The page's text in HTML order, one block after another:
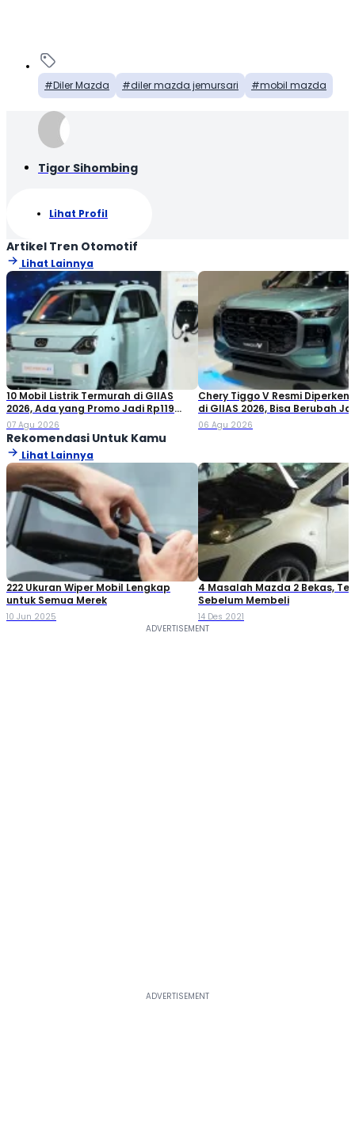
Diler Mazda diler mazda jemursari mobil mazda
Tigor Sihombing
Lihat Profil
Artikel Tren Otomotif
Lihat Lainnya
10 Mobil Listrik Termurah di GIIAS
2026, Ada yang Promo Jadi Rp119
Jutaan!
07 Agu 2026
Chery Tiggo V Resmi
di GIIAS 2026, Bisa Berubah
Double Cabin
06 Agu 2026
Rekomendasi Untuk Kamu
Lihat Lainnya
222 Ukuran Wiper Mobil Lengkap
untuk Semua Merek
10 Jun 2025
4 Masalah Mazda 2 Bekas,
Sebelum Membeli
14 Des 2021